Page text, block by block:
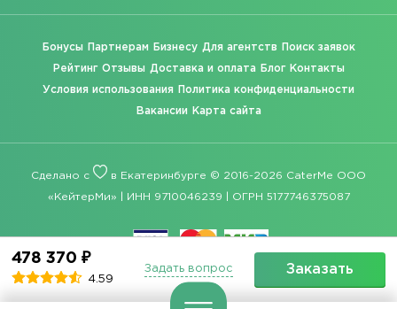
478 370 ₽
4.59
Заказать
Задать вопрос
Бонусы Партнерам Бизнесу Для агентств Поиск заявок
Рейтинг Отзывы Доставка и оплата Блог Контакты
Условия использования Политика конфиденциальности
Вакансии Карта сайта
Сделано с в Екатеринбурге © 2016-2026 CaterMe ООО
«КейтерМи» | ИНН 9710046239 | ОГРН 5177746375087